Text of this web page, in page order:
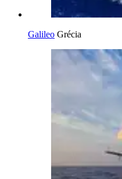
Galileo Grécia